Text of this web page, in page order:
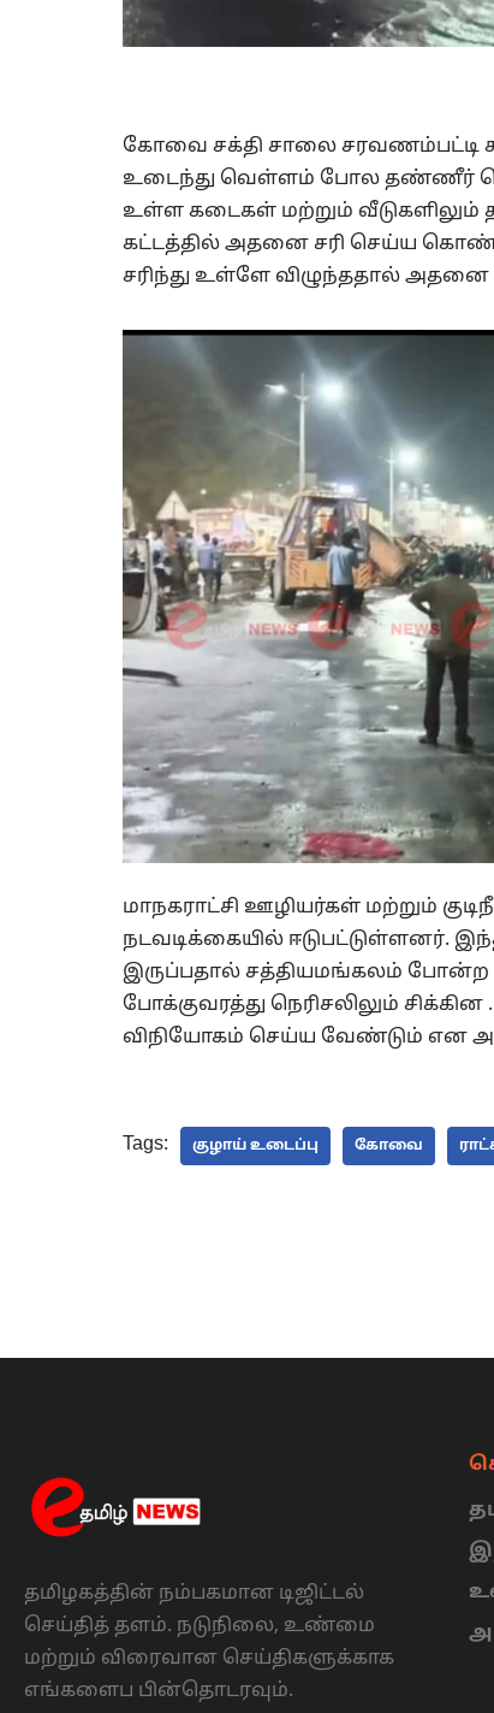
கோவை சக்தி சாலை சரவணம்பட்டி
உடைந்து வெள்ளம் போல தண்ணீர்
உள்ள கடைகள் மற்றும் வீடுகளிலும்
கட்டத்தில் அதனை சரி செய்ய
சரிந்து உள்ளே விழுந்ததால்
மாநகராட்சி ஊழியர்கள் மற்றும்
நடவடிக்கையில் ஈடுபட்டுள்ளனர்.
இருப்பதால் சத்தியமங்கலம் போன்ற
போக்குவரத்து நெரிசலிலும் சிக்கின
விநியோகம் செய்ய வேண்டும் என
Tags: குழாய் உடைப்பு கோவை
தமிழகத்தின் நம்பகமான டிஜிட்டல்
செய்தித் தளம். நடுநிலை, உண்மை
மற்றும் விரைவான செய்திகளுக்காக
எங்களைப பின்தொடரவும்.